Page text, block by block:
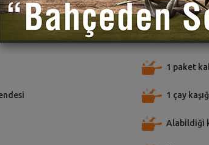
Tarifi için Malzemeler
1 paket
1 çay
Alabildiği